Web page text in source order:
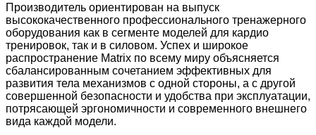
Производитель ориентирован на выпуск
высококачественного профессионального тренажерного
оборудования как в сегменте моделей для кардио
тренировок, так и в силовом. Успех и широкое
распространение Matrix по всему миру объясняется
сбалансированным сочетанием эффективных для
развития тела механизмов с одной стороны, а с другой
совершенной безопасности и удобства при эксплуатации,
потрясающей эргономичности и современного внешнего
вида каждой модели.